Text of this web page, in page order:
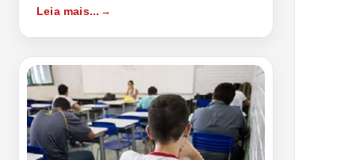
Leia mais...